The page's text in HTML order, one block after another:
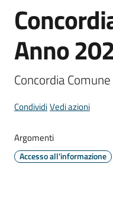
Novità
Servizi
Vivere
Concordia
Salta al contenuto
Anno
Concordia
CondividiVedi azioni
Argomenti
Accesso all'informazione